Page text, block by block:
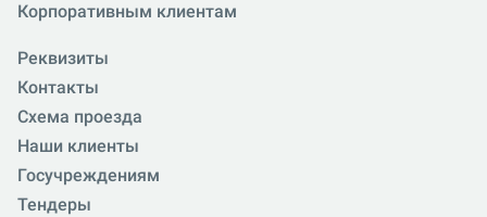
Корпоративным клиентам
Реквизиты
Контакты
Схема проезда
Наши клиенты
Госучреждениям
Тендеры